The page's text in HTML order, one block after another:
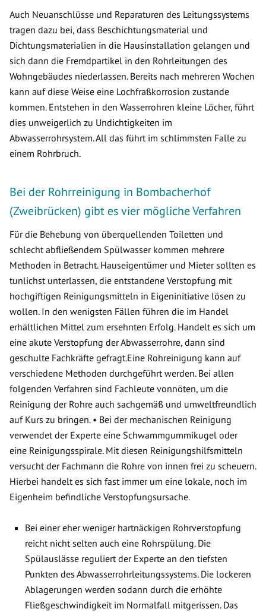
Auch Neuanschlüsse und Reparaturen des Leitungssystems
tragen dazu bei, dass Beschichtungsmaterial und
Dichtungsmaterialien in die Hausinstallation gelangen und
sich dann die Fremdpartikel in den Rohrleitungen des
Wohngebäudes niederlassen. Bereits nach mehreren Wochen
kann auf diese Weise eine Lochfraßkorrosion zustande
kommen. Entstehen in den Wasserrohren kleine Löcher, führt
dies unweigerlich zu Undichtigkeiten im
Abwasserrohrsystem. All das führt im schlimmsten Falle zu
einem Rohrbruch.
Bei der Rohrreinigung in Bombacherhof
(Zweibrücken) gibt es vier mögliche Verfahren
Für die Behebung von überquellenden Toiletten und
schlecht abfließendem Spülwasser kommen mehrere
Methoden in Betracht. Hauseigentümer und Mieter sollten es
tunlichst unterlassen, die entstandene Verstopfung mit
hochgiftigen Reinigungsmitteln in Eigeninitiative lösen zu
wollen. In den wenigsten Fällen führen die im Handel
erhältlichen Mittel zum ersehnten Erfolg. Handelt es sich um
eine akute Verstopfung der Abwasserrohre, dann sind
geschulte Fachkräfte gefragt.Eine Rohreinigung kann auf
verschiedene Methoden durchgeführt werden. Bei allen
folgenden Verfahren sind Fachleute vonnöten, um die
Reinigung der Rohre auch sachgemäß und umweltfreundlich
auf Kurs zu bringen. • Bei der mechanischen Reinigung
verwendet der Experte eine Schwammgummikugel oder
eine Reinigungsspirale. Mit diesen Reinigungshilfsmitteln
versucht der Fachmann die Rohre von innen frei zu scheuern.
Hierbei handelt es sich fast immer um eine lokale, noch im
Eigenheim befindliche Verstopfungsursache.
Bei einer eher weniger hartnäckigen Rohrverstopfung
reicht nicht selten auch eine Rohrspülung. Die
Spülauslässe reguliert der Experte an den tiefsten
Punkten des Abwasserrohrleitungssystems. Die lockeren
Ablagerungen werden sodann durch die erhöhte
Fließgeschwindigkeit im Normalfall mitgerissen. Das